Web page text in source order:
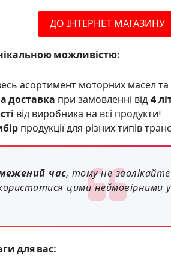
ДО ІНТЕРНЕТ МАГАЗИНУ
можливістю:
асортимент моторних масел та
доставка при замовленні від 4
від виробника на всі продукти!
продукції для різних типів
час, тому не
цими неймовірними
для вас: